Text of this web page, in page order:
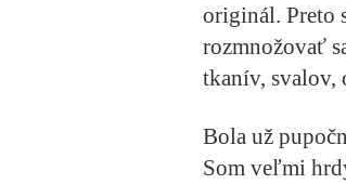
originál. Preto
rozmnožovať
tkanív, svalov,
Bola už
Som veľmi